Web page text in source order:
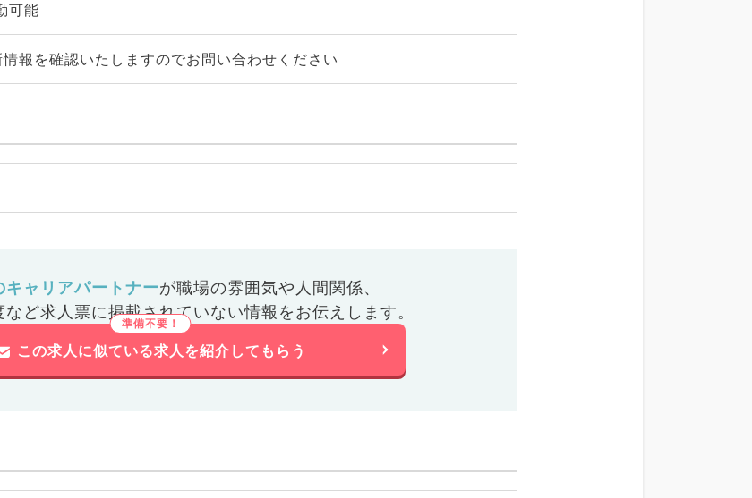
可能
報を確認いたしますのでお問い合わせください
キャリアパートナーが職場の雰囲気や人間関係、
など求人票に掲載されていない情報をお伝えします。
この求人に似ている求人を紹介してもらう